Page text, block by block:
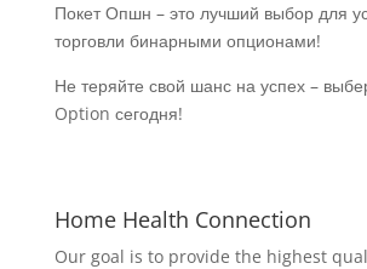
Покет Опшн – это лучший выбор для
торговли бинарными опционами!
Не теряйте свой шанс на успех –
Option сегодня!
Home Health Connection
Our goal is to provide the highest